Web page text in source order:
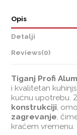
Opis
Detalji
Reviews(0)
Tiganj Profi
i kvalitetan
kućnu upotrebu.
konstrukciji ,
zagrevanje ,
kraćem vremenu.